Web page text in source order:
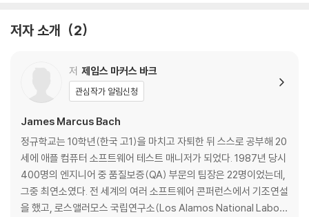
나의 진짜 성적표
chapter 03 최초의 캐리비안 해적들
캐리비안의 해적들은 누구였나?
이런 사실이 배움과 무슨 관계가 있는가?
캐리비안의 해적들과 계몽주의
어떤 사람이 캐리비안의 해적이 될 수 있는가?
왜 캐리비안의 해적이 되어야 하는가?
chapter 04 내가 하는 일, 내가 일하는 방식
저자 소개 2
저 제임스 마커스 바크
관심작가 알림신청
James Marcus Bach
정규학교는 10학년(한국 고1)을 마치고 자퇴한 뒤 스스로 공부해 20
세에 애플 컴퓨터 소프트웨어 테스트 매니저가 되었다. 1987년 당시
400명의 엔지니어 중 품질보증(QA) 부문의 팀장은 22명이었는데,
그중 최연소였다. 전 세계의 여러 소프트웨어 콘퍼런스에서 기조연설
을 했고, 로스앨러모스 국립연구소(Los Alamos National Labora